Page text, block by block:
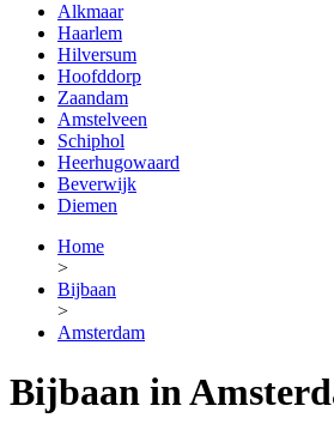
Alkmaar
Haarlem
Hilversum
Hoofddorp
Zaandam
Amstelveen
Schiphol
Heerhugowaard
Beverwijk
Diemen
Home
>
Bijbaan
>
Amsterdam
Bijbaan in